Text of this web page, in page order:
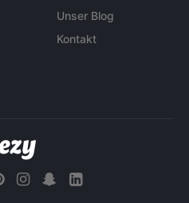
Unser Blog
Kontakt